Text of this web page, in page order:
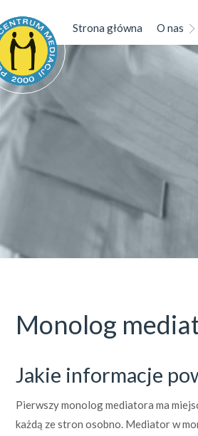
Strona główna O nas
Monolog
Jakie informacje
Pierwszy monolog mediatora ma
każdą ze stron osobno. Mediator w